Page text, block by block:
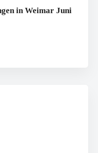
in Weimar Juni